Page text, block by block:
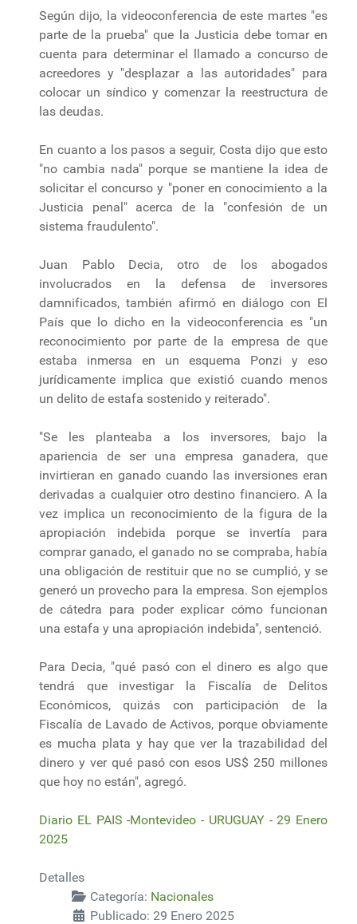
Según dijo, la videoconferencia de este martes "es
parte de la prueba" que la Justicia debe tomar en
cuenta para determinar el llamado a concurso de
acreedores y "desplazar a las autoridades" para
colocar un síndico y comenzar la reestructura de
las deudas.
En cuanto a los pasos a seguir, Costa dijo que esto
"no cambia nada" porque se mantiene la idea de
solicitar el concurso y "poner en conocimiento a la
Justicia penal" acerca de la "confesión de un
sistema fraudulento".
Juan Pablo Decia, otro de los abogados
involucrados en la defensa de inversores
damnificados, también afirmó en diálogo con El
País que lo dicho en la videoconferencia es "un
reconocimiento por parte de la empresa de que
estaba inmersa en un esquema Ponzi y eso
jurídicamente implica que existió cuando menos
un delito de estafa sostenido y reiterado".
"Se les planteaba a los inversores, bajo la
apariencia de ser una empresa ganadera, que
invirtieran en ganado cuando las inversiones eran
derivadas a cualquier otro destino financiero. A la
vez implica un reconocimiento de la figura de la
apropiación indebida porque se invertía para
comprar ganado, el ganado no se compraba, había
una obligación de restituir que no se cumplió, y se
generó un provecho para la empresa. Son ejemplos
de cátedra para poder explicar cómo funcionan
una estafa y una apropiación indebida", sentenció.
Para Decia, "qué pasó con el dinero es algo que
tendrá que investigar la Fiscalía de Delitos
Económicos, quizás con participación de la
Fiscalía de Lavado de Activos, porque obviamente
es mucha plata y hay que ver la trazabilidad del
dinero y ver qué pasó con esos US$ 250 millones
que hoy no están", agregó.
Diario EL PAIS -Montevideo - URUGUAY - 29 Enero
2025
Detalles
Categoría: Nacionales
Publicado: 29 Enero 2025